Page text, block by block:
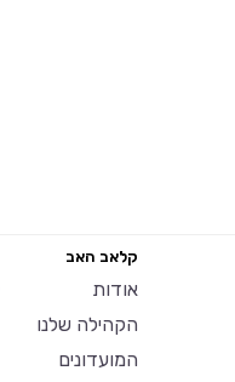
קלאב האב
אודות
הקהילה שלנו
המועדונים